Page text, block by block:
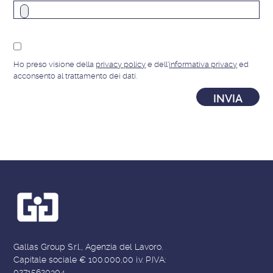
Ho preso visione della privacy policy e dell'informativa privacy ed
acconsento al trattamento dei dati.
Gallas Group S.r.l., Agenzia del Lavoro.
Capitale sociale € 100.000,00 i.v. P.IVA: